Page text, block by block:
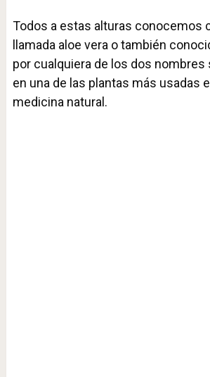
Todos a estas alturas conocemos
llamada aloe vera o también
por cualquiera de los dos nombres
en una de las plantas más usadas
medicina natural.